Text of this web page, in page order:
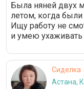
Была няней двух
летом, когда были
Ищу работу не
и умею ухаживать
Сиделка
Астана,